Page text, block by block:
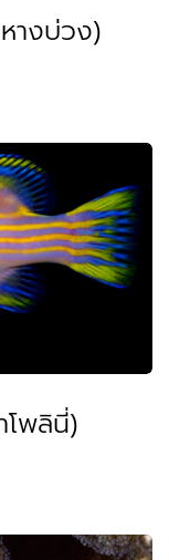
างบ่วง)
พลินี่)